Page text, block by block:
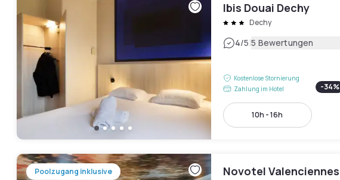
Ibis Douai Dechy
Dechy
4/5|5 Bewertungen
Kostenlose Stornierung
Zahlung im Hotel
-34%
10h - 16h
Poolzugang inklusive Novotel Valenciennes